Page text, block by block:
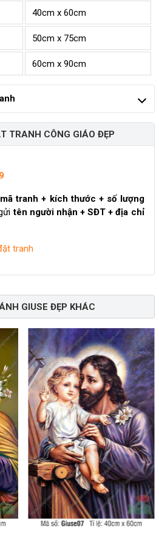
40cm x 60cm
50cm x 75cm
60cm x 90cm
TRANH CÔNG GIÁO ĐẸP
mã tranh + kích thước + số lượng
tên người nhận + SĐT + địa chỉ
tranh
GIUSE ĐẸP KHÁC